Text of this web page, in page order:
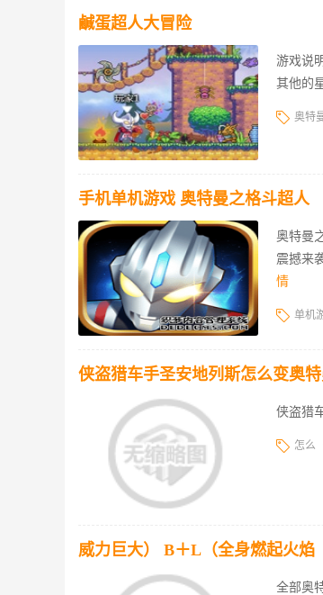
鹹蛋超人大冒险
游戏说
其他的
奥特
手机单机游戏 奥特曼之格斗超人
奥特曼
震撼来
情
单机
侠盗猎车手圣安地列斯怎么变奥
侠盗猎
怎么
威力巨大） B＋L（全身燃起火焰
全部奥